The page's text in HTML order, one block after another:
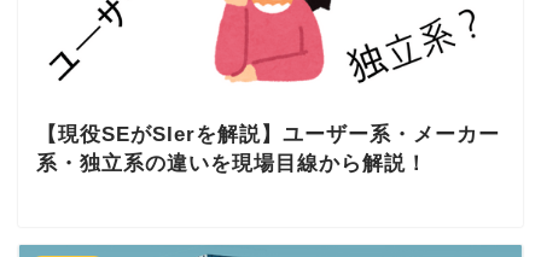
【現役SEがSIerを解説】ユーザー系・メーカー
系・独立系の違いを現場目線から解説！